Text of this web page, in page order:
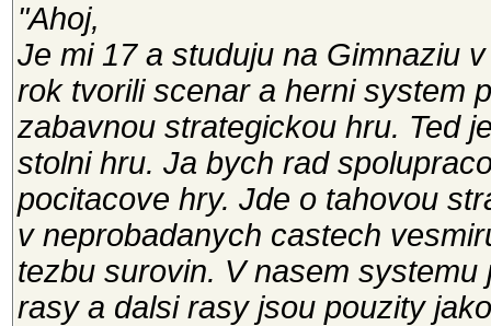
"Ahoj,
Je mi 17 a studuju na Gimnaziu
rok tvorili scenar a herni system
zabavnou strategickou hru. Ted
stolni hru. Ja bych rad
pocitacove hry. Jde o tahovou
v neprobadanych castech
tezbu surovin. V nasem
rasy a dalsi rasy jsou pouzity